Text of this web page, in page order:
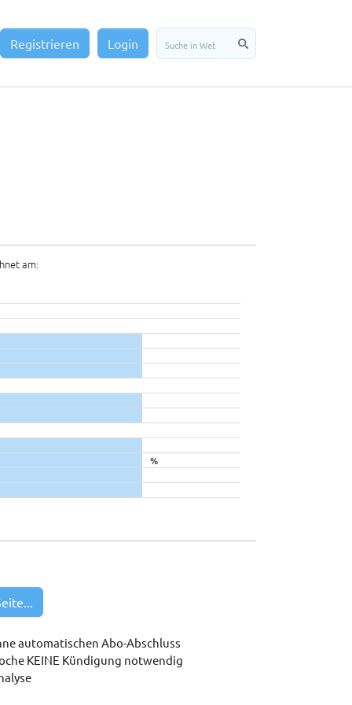
Registrieren Login
am:
%
automatischen Abo-Abschluss
KEINE Kündigung notwendig